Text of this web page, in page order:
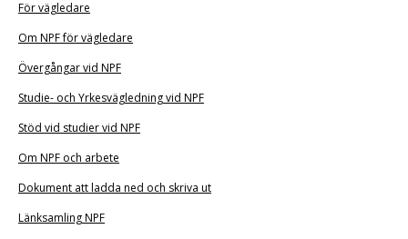
För vägledare
Om NPF för vägledare
Övergångar vid NPF
Studie- och Yrkesvägledning vid NPF
Stöd vid studier vid NPF
Om NPF och arbete
Dokument att ladda ned och skriva ut
Länksamling NPF